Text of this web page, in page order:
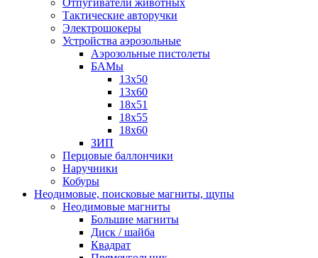
Тактические авторучки
Электрошокеры
Устройства аэрозольные
Аэрозольные пистолеты
БАМы
13х50
13х60
18х51
18х55
18х60
ЗИП
Перцовые баллончики
Наручники
Кобуры
Неодимовые, поисковые магниты, щупы
Неодимовые магниты
Большие магниты
Диск / шайба
Квадрат